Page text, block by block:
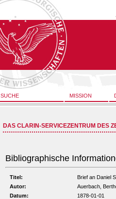
SUCHE MISSION
DAS CLARIN-SERVICEZENTRUM DES
Bibliographische
Titel:
Brief an Daniel
Autor:
Auerbach,
Datum:
1878-01-01